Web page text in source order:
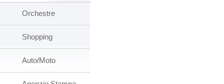
Orchestre
Shopping
Auto/Moto